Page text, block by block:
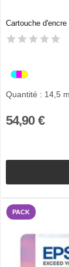
Cartouche d'encre
Quantité : 14,5
54,90 €
PACK